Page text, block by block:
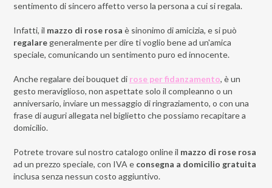
sentimento di sincero affetto verso la persona a cui si regala.
Infatti, il mazzo di rose rosa è sinonimo di amicizia, e si può
regalaregeneralmente per dire ti voglio bene ad un'amica
speciale, comunicando un sentimento puro ed innocente.
Anche regalare dei bouquet di rose per fidanzamento, è un
gesto meraviglioso, non aspettate solo il compleanno o un
anniversario, inviare un messaggio di ringraziamento, o con una
frase di auguri allegata nel biglietto che possiamo recapitare a
domicilio.
Potrete trovare sul nostro catalogo online il mazzo di rose rosa
ad un prezzo speciale, con IVA e consegna a domicilio gratuita
inclusa senza nessun costo aggiuntivo.